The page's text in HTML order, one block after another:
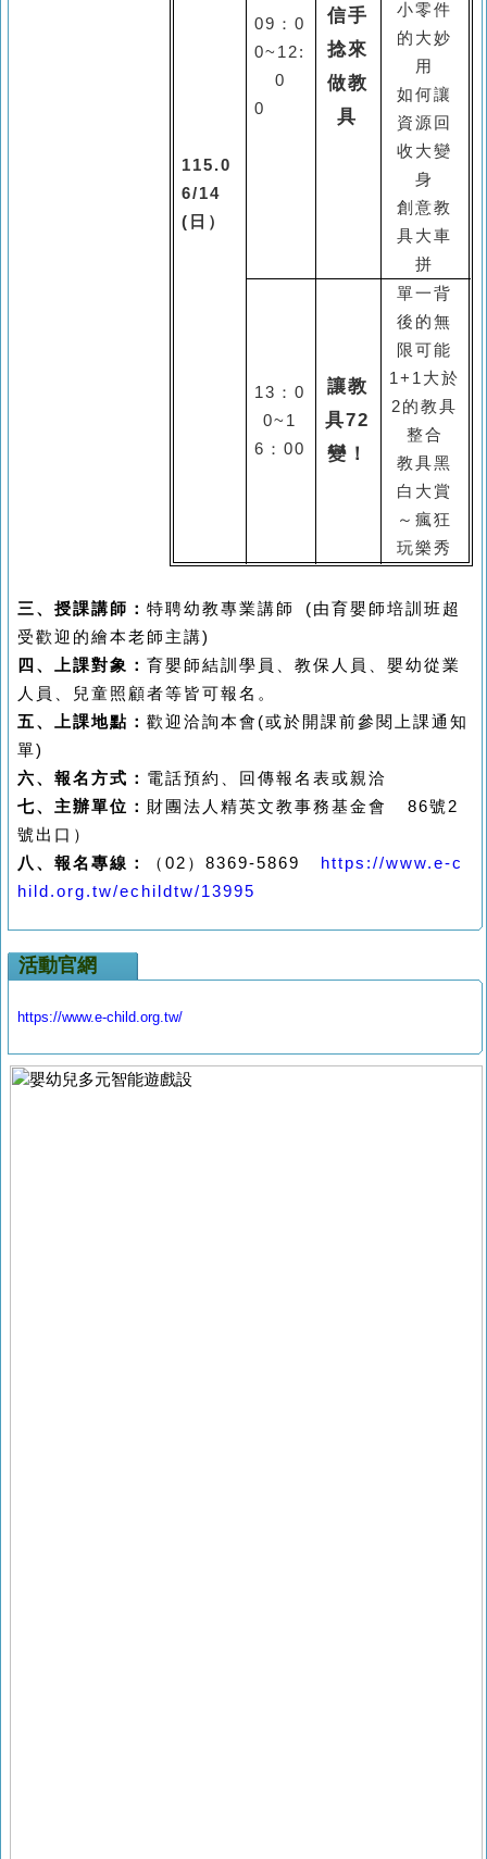
115.0
6/14
( 日）
09 ：0
0~12:
0
0
信手
捻來
做教
具
小零件
的大妙
用
如何讓
資源回
收大變
身
創意教
具大車
拼
13 ：0
0~1
6 ：00
讓教
具72
變！
單一背
後的無
限可能
1+1 大於
2的教具
整合
教具黑
白大賞
～瘋狂
玩樂秀
三、授課講師： 特聘幼教專業講師 (由育嬰師培訓班超
受歡迎的繪本老師主講)
四、上課對象： 育嬰師結訓學員、教保人員、嬰幼從業
人員、兒童照顧者等皆可報名。
五、上課地點： 歡迎洽詢本會(或於開課前參閱上課通知
單)
六、報名方式： 電話預約、回傳報名表或親洽
七、主辦單位： 財團法人精英文教事務基金會86號 2
號出口）
八、報名專線：
（02）8369-5869
https://www.e-c
hild.org.tw/echildtw/13995
活動官網
https://www.e-child.org.tw/